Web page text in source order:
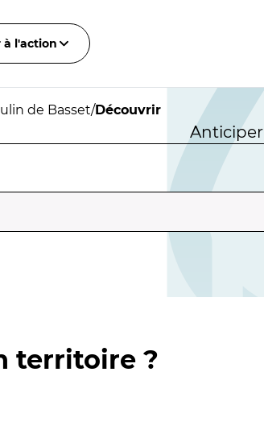
à l'action
de Basset/Découvrir
Anticiper
territoire ?